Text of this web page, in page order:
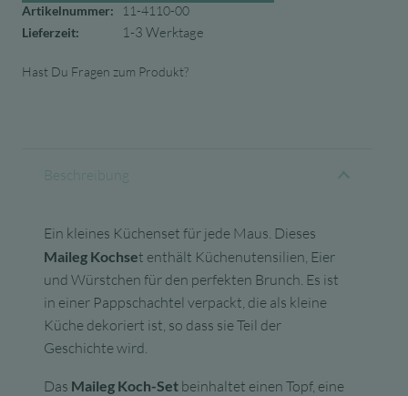
Artikelnummer:
11-4110-00
Lieferzeit:
1-3 Werktage
Hast Du Fragen zum Produkt?
Beschreibung
Ein kleines Küchenset für jede Maus. Dieses
Maileg Kochset enthält Küchenutensilien, Eier
und Würstchen für den perfekten Brunch. Es ist
in einer Pappschachtel verpackt, die als kleine
Küche dekoriert ist, so dass sie Teil der
Geschichte wird.
Das Maileg Koch-Set beinhaltet einen Topf, eine